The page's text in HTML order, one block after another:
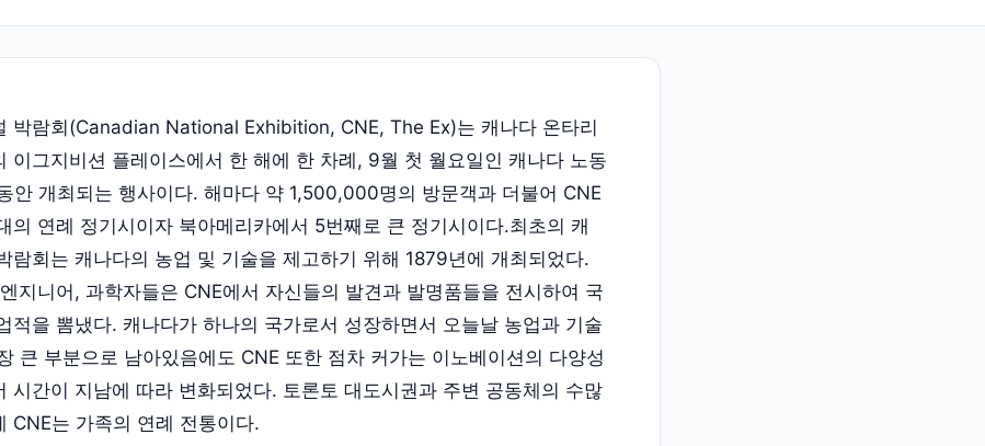
박람회(Canadian National Exhibition, CNE, The Ex)는 캐나다 온타리
이그지비션 플레이스에서 한 해에 한 차례, 9월 첫 월요일인 캐나다 노동
안 개최되는 행사이다. 해마다 약 1,500,000명의 방문객과 더불어 CNE
의 연례 정기시이자 북아메리카에서 5번째로 큰 정기시이다.최초의 캐
람회는 캐나다의 농업 및 기술을 제고하기 위해 1879년에 개최되었다.
지니어, 과학자들은 CNE에서 자신들의 발견과 발명품들을 전시하여 국
적을 뽐냈다. 캐나다가 하나의 국가로서 성장하면서 오늘날 농업과 기술
큰 부분으로 남아있음에도 CNE 또한 점차 커가는 이노베이션의 다양성
시간이 지남에 따라 변화되었다. 토론토 대도시권과 주변 공동체의 수많
CNE는 가족의 연례 전통이다.